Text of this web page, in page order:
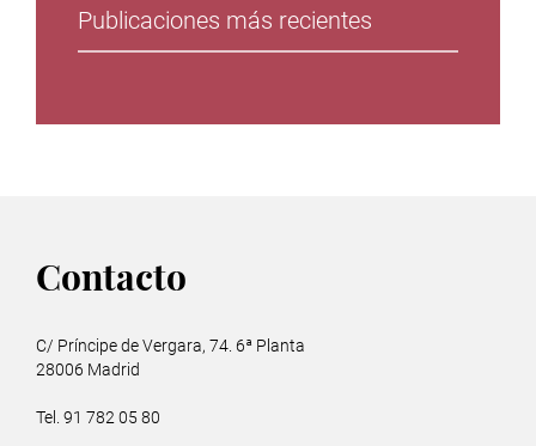
Publicaciones más recientes
Contacto
C/ Príncipe de Vergara, 74. 6ª Planta
28006 Madrid
Tel. 91 782 05 80